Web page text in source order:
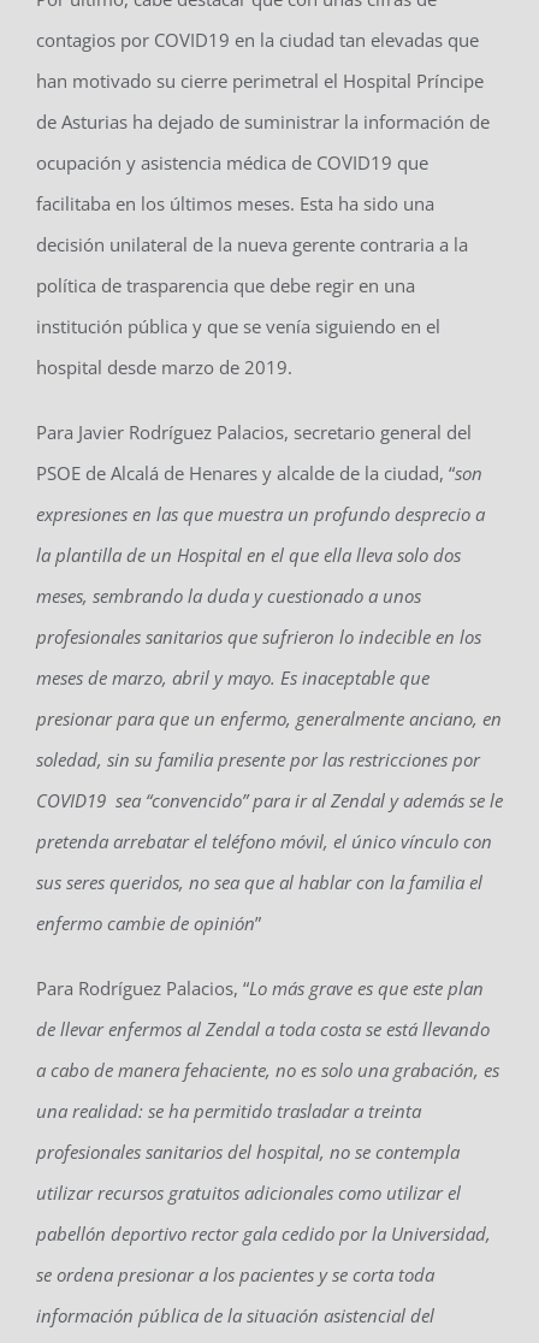
contagios por COVID19 en la ciudad tan elevadas que
han motivado su cierre perimetral el Hospital Príncipe
de Asturias ha dejado de suministrar la información de
ocupación y asistencia médica de COVID19 que
facilitaba en los últimos meses. Esta ha sido una
decisión unilateral de la nueva gerente contraria a la
política de trasparencia que debe regir en una
institución pública y que se venía siguiendo en el
hospital desde marzo de 2019.
Para Javier Rodríguez Palacios, secretario general del
PSOE de Alcalá de Henares y alcalde de la ciudad, “son
expresiones en las que muestra un profundo desprecio a
la plantilla de un Hospital en el que ella lleva solo dos
meses, sembrando la duda y cuestionado a unos
profesionales sanitarios que sufrieron lo indecible en los
meses de marzo, abril y mayo. Es inaceptable que
presionar para que un enfermo, generalmente anciano, en
soledad, sin su familia presente por las restricciones por
COVID19 sea “convencido” para ir al Zendal y además se le
pretenda arrebatar el teléfono móvil, el único vínculo con
sus seres queridos, no sea que al hablar con la familia el
enfermo cambie de opinión”
Para Rodríguez Palacios, “Lo más grave es que este plan
de llevar enfermos al Zendal a toda costa se está llevando
a cabo de manera fehaciente, no es solo una grabación, es
una realidad: se ha permitido trasladar a treinta
profesionales sanitarios del hospital, no se contempla
utilizar recursos gratuitos adicionales como utilizar el
pabellón deportivo rector gala cedido por la Universidad,
se ordena presionar a los pacientes y se corta toda
información pública de la situación asistencial del